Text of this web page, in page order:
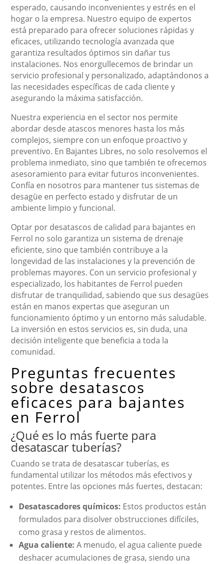
esperado, causando inconvenientes y estrés en el
hogar o la empresa. Nuestro equipo de expertos
está preparado para ofrecer soluciones rápidas y
eficaces, utilizando tecnología avanzada que
garantiza resultados óptimos sin dañar tus
instalaciones. Nos enorgullecemos de brindar un
servicio profesional y personalizado, adaptándonos a
las necesidades específicas de cada cliente y
asegurando la máxima satisfacción.
Nuestra experiencia en el sector nos permite
abordar desde atascos menores hasta los más
complejos, siempre con un enfoque proactivo y
preventivo. En Bajantes Libres, no solo resolvemos el
problema inmediato, sino que también te ofrecemos
asesoramiento para evitar futuros inconvenientes.
Confía en nosotros para mantener tus sistemas de
desagüe en perfecto estado y disfrutar de un
ambiente limpio y funcional.
Optar por desatascos de calidad para bajantes en
Ferrol no solo garantiza un sistema de drenaje
eficiente, sino que también contribuye a la
longevidad de las instalaciones y la prevención de
problemas mayores. Con un servicio profesional y
especializado, los habitantes de Ferrol pueden
disfrutar de tranquilidad, sabiendo que sus desagües
están en manos expertas que aseguran un
funcionamiento óptimo y un entorno más saludable.
La inversión en estos servicios es, sin duda, una
decisión inteligente que beneficia a toda la
comunidad.
Preguntas frecuentes
sobre desatascos
eficaces para bajantes
en Ferrol
¿Qué es lo más fuerte para
desatascar tuberías?
Cuando se trata de desatascar tuberías, es
fundamental utilizar los métodos más efectivos y
potentes. Entre las opciones más fuertes, destacan:
Desatascadores químicos: Estos productos están
formulados para disolver obstrucciones difíciles,
como grasa y restos de alimentos.
Agua caliente: A menudo, el agua caliente puede
deshacer acumulaciones de grasa, siendo una